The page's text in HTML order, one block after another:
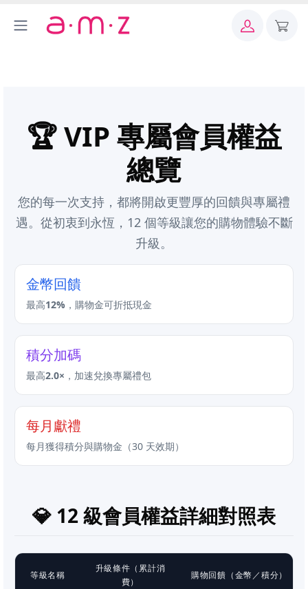
🏆 VIP 專屬會員權益
總覽
您的每一次支持，都將開啟更豐厚的回饋與專屬禮
遇。從初衷到永恆，12 個等級讓您的購物體驗不斷
升級。
金幣回饋
最高12% ，購物金可折抵現金
積分加碼
最高2.0× ，加速兌換專屬禮包
每月獻禮
每月獲得積分與購物金（30 天效期）
💎 12 級會員權益詳細對照表
等級名稱
升級條件（累計消
費）
購物回饋（金幣／積分）